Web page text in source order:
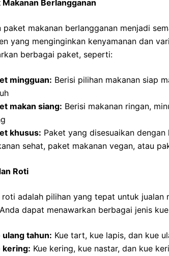
Makanan Berlangganan
paket makanan berlangganan menjadi
yang menginginkan kenyamanan dan
berbagai paket, seperti:
mingguan: Berisi pilihan makanan siap
makan siang: Berisi makanan ringan,
khusus: Paket yang disesuaikan
sehat, paket makanan vegan, atau
Roti
roti adalah pilihan yang tepat untuk
dapat menawarkan berbagai jenis
ulang tahun: Kue tart, kue lapis, dan kue
kering: Kue kering, kue nastar, dan kue